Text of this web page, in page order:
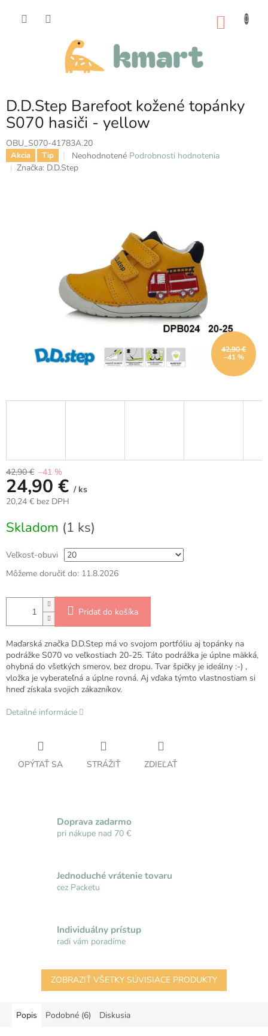
D.D.Step Barefoot kožené topánky
S070 hasiči - yellow
OBU_S070-41783A.20
Akcia Tip
Priemerné
hodnotenie
Neohodnotené Podrobnosti hodnotenia
Značka: D.D.Step
42,90 €
–41 %
42,90 € –41 %
24,90 € / ks
20,24 € bez DPH
cena:
Skladom (1 ks)
Veľkosť-obuvi
Môžeme doručiť do: 11.8.2026
Pridať do košíka
Maďarská značka D.D.Step má vo svojom portfóliu aj topánky na
podrážke S070 vo veľkostiach 20-25. Táto podrážka je úplne mäkká,
ohybná do všetkých smerov, bez dropu. Tvar špičky je ideálny :-) ,
vložka je vyberateľná a úplne rovná. Aj vďaka týmto vlastnostiam si
hneď získala svojich zákazníkov.
Detailné informácie
OPÝTAŤ SA STRÁŽIŤ ZDIEĽAŤ
Doprava zadarmo
pri nákupe nad 70 €
Jednoduché vrátenie tovaru
cez Packetu
Individuálny prístup
radi vám poradíme
ZOBRAZIŤ VŠETKY SÚVISIACE PRODUKTY
Popis Podobné (6) Diskusia